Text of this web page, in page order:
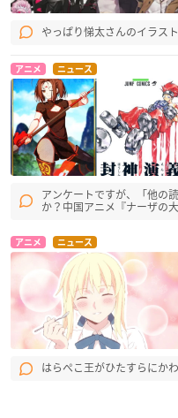
やっぱり悌太さんのイラス
アニメ ニュース
アンケートですが、「他の
か？中国アニメ『ナーザの
アニメ ニュース
はらぺこ王がひたすらにか